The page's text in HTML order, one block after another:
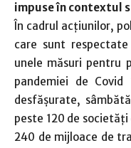
impuse în contextul
În cadrul acţiunilor,
care sunt
unele măsuri pentru
pandemiei de
desfăşurate,
peste 120 de
240 de mijloace de